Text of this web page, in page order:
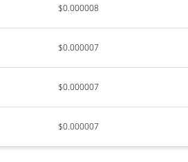
$0.000008
$0.000007
$0.000007
$0.000007